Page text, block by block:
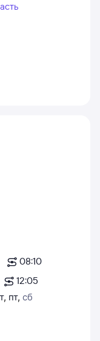
08:10
12:05
, пт, сб